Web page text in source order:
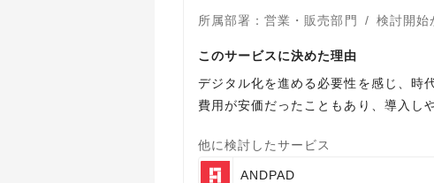
所属部署 ：営業・販売部門 / 検討開始
このサービスに決めた理由
デジタル化を進める必要性を感じ、時
他に検討したサービス
ANDPAD